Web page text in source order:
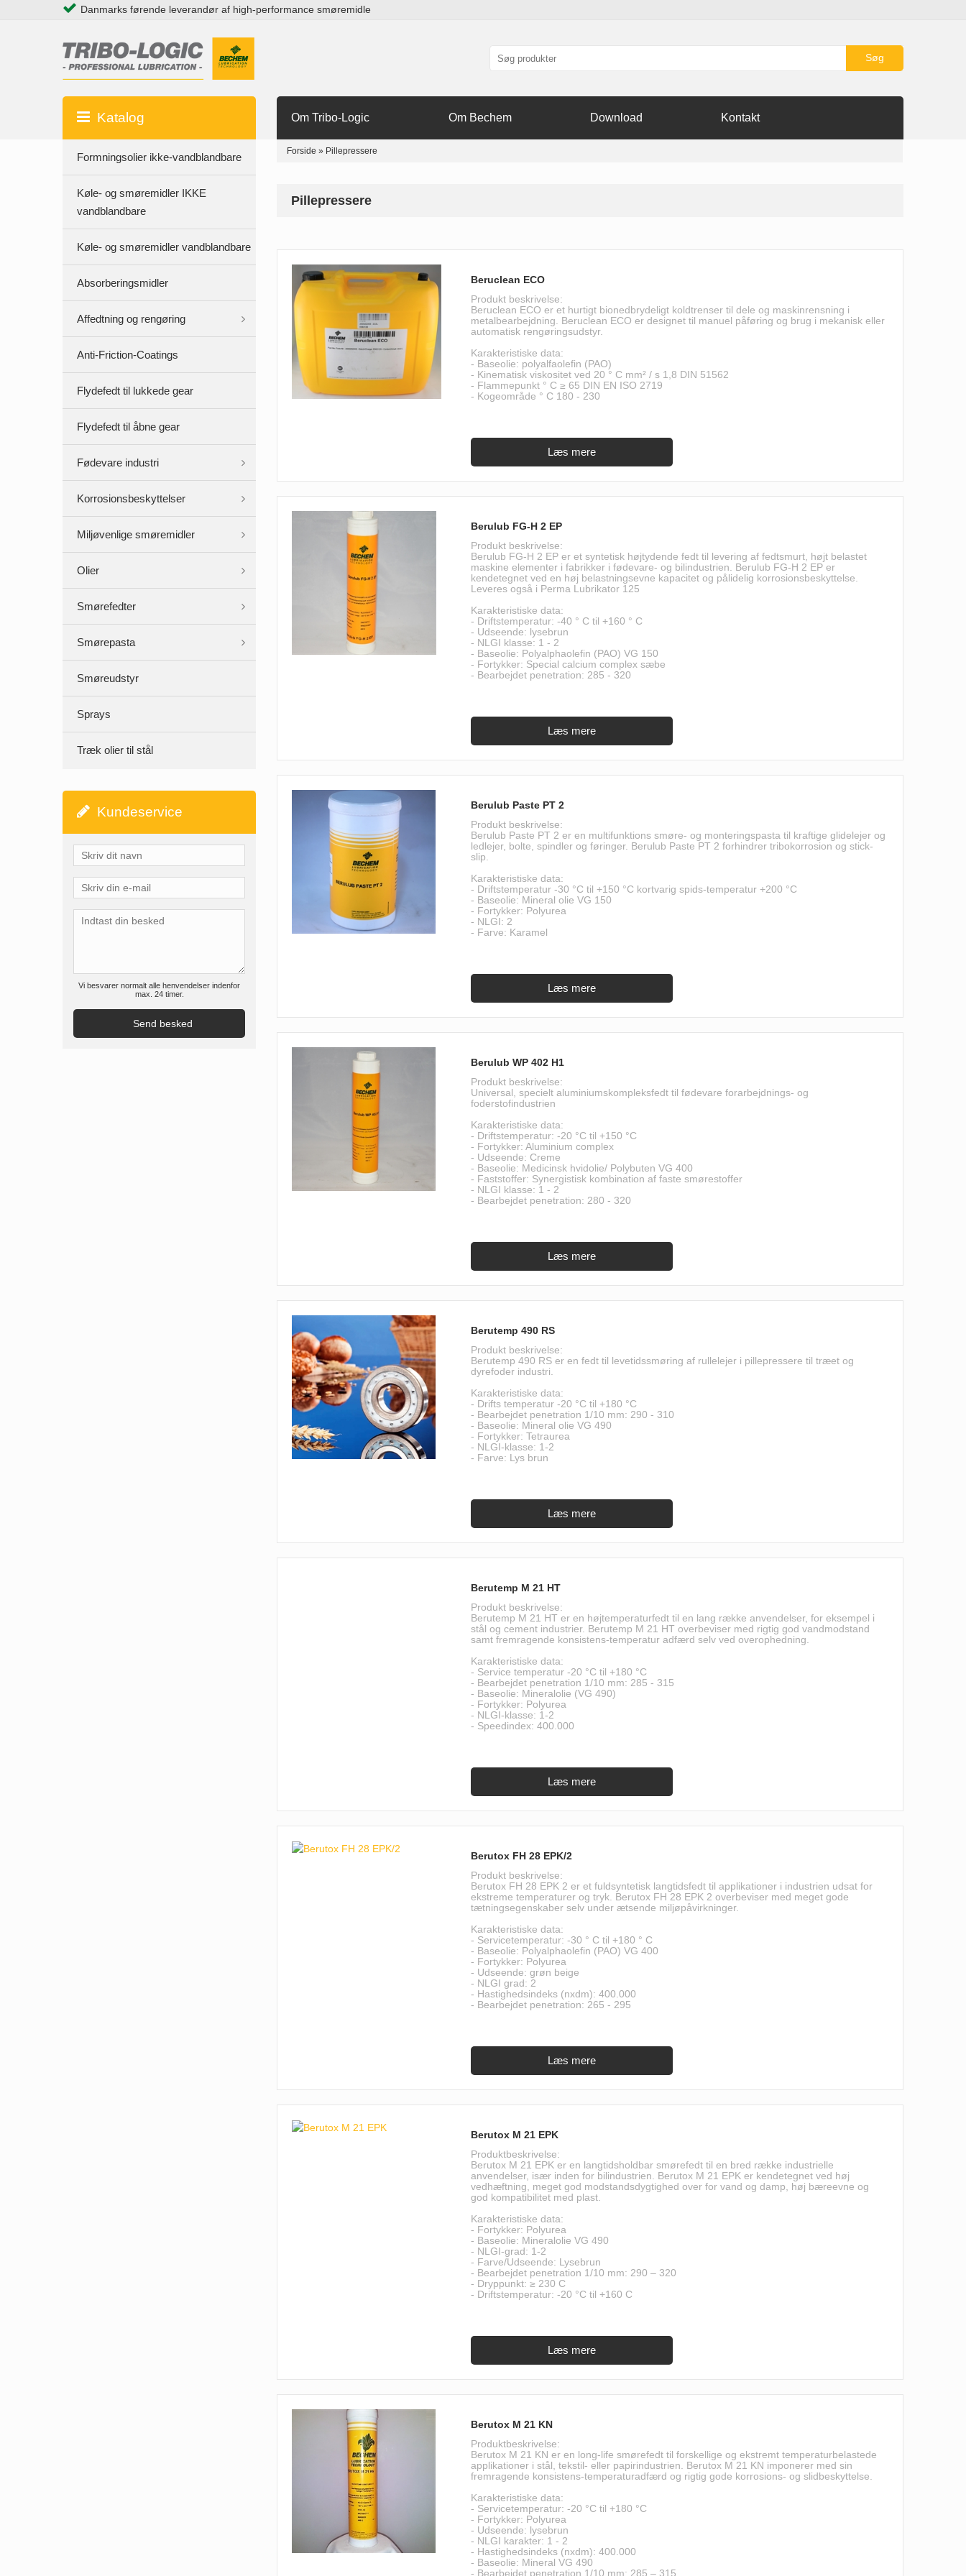
Danmarks førende leverandør af high-performance smøremidle
Søg
Katalog
Formningsolier ikke-vandblandbare
Køle- og smøremidler IKKE
vandblandbare
Køle- og smøremidler vandblandbare
Absorberingsmidler
Affedtning og rengøring
Anti-Friction-Coatings
Flydefedt til lukkede gear
Flydefedt til åbne gear
Fødevare industri
Korrosionsbeskyttelser
Miljøvenlige smøremidler
Olier
Smørefedter
Smørepasta
Smøreudstyr
Sprays
Træk olier til stål
Kundeservice
Vi besvarer normalt alle henvendelser indenfor
max. 24 timer.
Om Tribo-Logic Om Bechem Download Kontakt
Forside » Pillepressere
Pillepressere
Beruclean ECO
Produkt beskrivelse:
Beruclean ECO er et hurtigt bionedbrydeligt koldtrenser til dele og maskinrensning i
metalbearbejdning. Beruclean ECO er designet til manuel påføring og brug i mekanisk eller
automatisk rengøringsudstyr.
Karakteristiske data:
- Baseolie: polyalfaolefin (PAO)
- Kinematisk viskositet ved 20 ° C mm² / s 1,8 DIN 51562
- Flammepunkt ° C ≥ 65 DIN EN ISO 2719
- Kogeområde ° C 180 - 230
Berulub FG-H 2 EP
Produkt beskrivelse:
Berulub FG-H 2 EP er et syntetisk højtydende fedt til levering af fedtsmurt, højt belastet
maskine elementer i fabrikker i fødevare- og bilindustrien. Berulub FG-H 2 EP er
kendetegnet ved en høj belastningsevne kapacitet og pålidelig korrosionsbeskyttelse.
Leveres også i Perma Lubrikator 125
Karakteristiske data:
- Driftstemperatur: -40 ° C til +160 ° C
- Udseende: lysebrun
- NLGI klasse: 1 - 2
- Baseolie: Polyalphaolefin (PAO) VG 150
- Fortykker: Special calcium complex sæbe
- Bearbejdet penetration: 285 - 320
Berulub Paste PT 2
Produkt beskrivelse:
Berulub Paste PT 2 er en multifunktions smøre- og monteringspasta til kraftige glidelejer og
ledlejer, bolte, spindler og føringer. Berulub Paste PT 2 forhindrer tribokorrosion og stick-
slip.
Karakteristiske data:
- Driftstemperatur -30 °C til +150 °C kortvarig spids-temperatur +200 °C
- Baseolie: Mineral olie VG 150
- Fortykker: Polyurea
- NLGI: 2
- Farve: Karamel
Berulub WP 402 H1
Produkt beskrivelse:
Universal, specielt aluminiumskompleksfedt til fødevare forarbejdnings- og
foderstofindustrien
Karakteristiske data:
- Driftstemperatur: -20 °C til +150 °C
- Fortykker: Aluminium complex
- Udseende: Creme
- Baseolie: Medicinsk hvidolie/ Polybuten VG 400
- Faststoffer: Synergistisk kombination af faste smørestoffer
- NLGI klasse: 1 - 2
- Bearbejdet penetration: 280 - 320
Berutemp 490 RS
Produkt beskrivelse:
Berutemp 490 RS er en fedt til levetidssmøring af rullelejer i pillepressere til træet og
dyrefoder industri.
Karakteristiske data:
- Drifts temperatur -20 °C til +180 °C
- Bearbejdet penetration 1/10 mm: 290 - 310
- Baseolie: Mineral olie VG 490
- Fortykker: Tetraurea
- NLGI-klasse: 1-2
- Farve: Lys brun
Berutemp M 21 HT
Produkt beskrivelse:
Berutemp M 21 HT er en højtemperaturfedt til en lang række anvendelser, for eksempel i
stål og cement industrier. Berutemp M 21 HT overbeviser med rigtig god vandmodstand
samt fremragende konsistens-temperatur adfærd selv ved overophedning.
Karakteristiske data:
- Service temperatur -20 °C til +180 °C
- Bearbejdet penetration 1/10 mm: 285 - 315
- Baseolie: Mineralolie (VG 490)
- Fortykker: Polyurea
- NLGI-klasse: 1-2
- Speedindex: 400.000
Berutox FH 28 EPK/2
Produkt beskrivelse:
Berutox FH 28 EPK 2 er et fuldsyntetisk langtidsfedt til applikationer i industrien udsat for
ekstreme temperaturer og tryk. Berutox FH 28 EPK 2 overbeviser med meget gode
tætningsegenskaber selv under ætsende miljøpåvirkninger.
Karakteristiske data:
- Servicetemperatur: -30 ° C til +180 ° C
- Baseolie: Polyalphaolefin (PAO) VG 400
- Fortykker: Polyurea
- Udseende: grøn beige
- NLGI grad: 2
- Hastighedsindeks (nxdm): 400.000
- Bearbejdet penetration: 265 - 295
Berutox M 21 EPK
Produktbeskrivelse:
Berutox M 21 EPK er en langtidsholdbar smørefedt til en bred række industrielle
anvendelser, især inden for bilindustrien. Berutox M 21 EPK er kendetegnet ved høj
vedhæftning, meget god modstandsdygtighed over for vand og damp, høj bæreevne og
god kompatibilitet med plast.
Karakteristiske data:
- Fortykker: Polyurea
- Baseolie: Mineralolie VG 490
- NLGI-grad: 1-2
- Farve/Udseende: Lysebrun
- Bearbejdet penetration 1/10 mm: 290 – 320
- Dryppunkt: ≥ 230 C
- Driftstemperatur: -20 °C til +160 C
Berutox M 21 KN
Produktbeskrivelse:
Berutox M 21 KN er en long-life smørefedt til forskellige og ekstremt temperaturbelastede
applikationer i stål, tekstil- eller papirindustrien. Berutox M 21 KN imponerer med sin
fremragende konsistens-temperaturadfærd og rigtig gode korrosions- og slidbeskyttelse.
Karakteristiske data:
- Servicetemperatur: -20 °C til +180 °C
- Fortykker: Polyurea
- Udseende: lysebrun
- NLGI karakter: 1 - 2
- Hastighedsindeks (nxdm): 400.000
- Baseolie: Mineral VG 490
- Bearbejdet penetration 1/10 mm: 285 – 315